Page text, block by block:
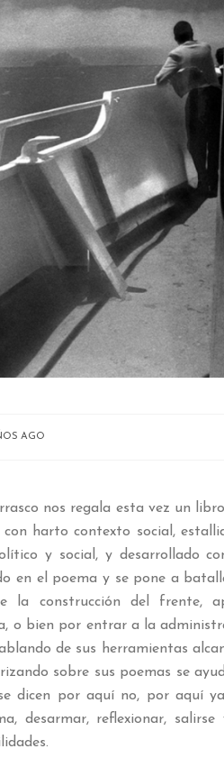
AGO
nos regala esta vez un
harto contexto social,
y social, y desarrollado
en el poema y se pone a
la construcción del frente,
o bien por entrar a la
de sus herramientas
sobre sus poemas se
dicen por aquí no, por aquí
desarmar, reflexionar,